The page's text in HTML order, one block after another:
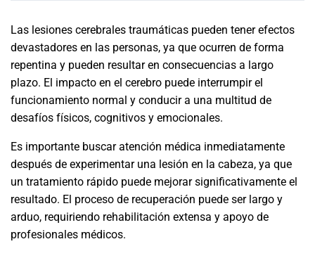
Las lesiones cerebrales traumáticas pueden tener efectos
devastadores en las personas, ya que ocurren de forma
repentina y pueden resultar en consecuencias a largo
plazo. El impacto en el cerebro puede interrumpir el
funcionamiento normal y conducir a una multitud de
desafíos físicos, cognitivos y emocionales.
Es importante buscar atención médica inmediatamente
después de experimentar una lesión en la cabeza, ya que
un tratamiento rápido puede mejorar significativamente el
resultado. El proceso de recuperación puede ser largo y
arduo, requiriendo rehabilitación extensa y apoyo de
profesionales médicos.